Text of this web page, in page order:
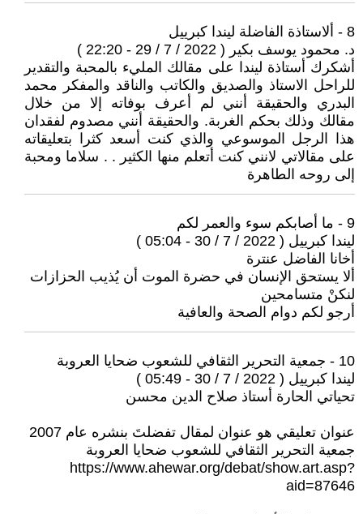
8 - ألاستاذة الفاضلة ليندا كبرييل
د. محمود يوسف بكير ( 2022 / 7 / 29 - 22:20 )
أشكرك أستاذة ليندا على مقالك المليء بالمحبة والتقدير
للراحل الاستاذ والصديق والكاتب والناقد والمفكر محمد
البدري والحقيقة أنني لم أعرف بوفاته إلا من خلال
مقالك وذلك بحكم الغربة. والحقيقة أنني مصدوم لفقدان
هذا الرجل الموسوعي والذي كنت أسعد كثرا بتعليقاته
على مقالاتي لانني كنت أتعلم منها الكثير . . سلاما ومحبة
إلى روحه الطاهرة
9 - ما أصابكم سوء والعمر لكم
ليندا كبرييل ( 2022 / 7 / 30 - 05:04 )
أخانا الفاضل عنترة
ألا يستحق الإنسان في حضرة الموت أن يُذيب الحزازات
لنكنْ متسامحين
أرجو لكم دوام الصحة والعافية
10 - جمعية التحرير الثقافي للشعوب ضحايا العروبة
ليندا كبرييل ( 2022 / 7 / 30 - 05:49 )
تحياتي الحارة أستاذ صلاح الدين محسن
عنوان تعليقي هو عنوان لمقال تفضلتَ بنشره عام 2007
جمعية التحرير الثقافي للشعوب ضحايا العروبة
https://www.ahewar.org/debat/show.art.asp?
aid=87646